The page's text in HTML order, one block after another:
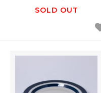
SOLD OUT